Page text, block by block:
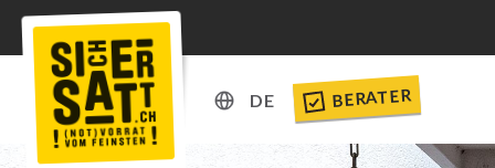
DE BERATER